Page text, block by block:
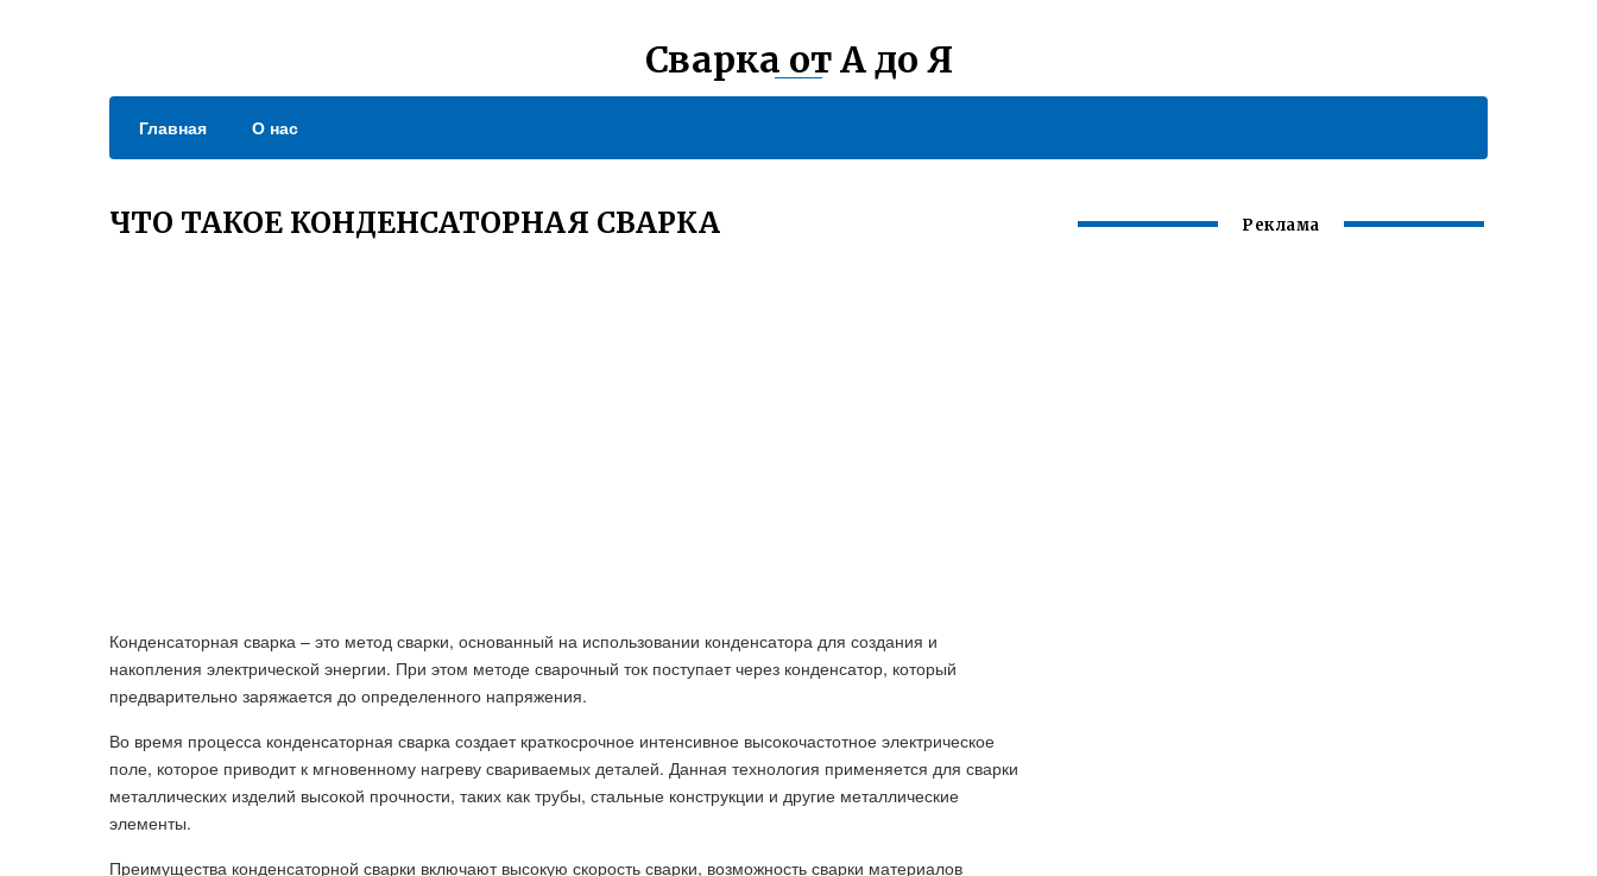
Сварка от А до Я
Главная О нас
ЧТО ТАКОЕ КОНДЕНСАТОРНАЯ СВАРКА
Конденсаторная сварка – это метод сварки, основанный на использовании конденсатора для создания и
накопления электрической энергии. При этом методе сварочный ток поступает через конденсатор, который
предварительно заряжается до определенного напряжения.
Во время процесса конденсаторная сварка создает краткосрочное интенсивное высокочастотное электрическое
поле, которое приводит к мгновенному нагреву свариваемых деталей. Данная технология применяется для сварки
металлических изделий высокой прочности, таких как трубы, стальные конструкции и другие металлические
элементы.
Преимущества конденсаторной сварки включают высокую скорость сварки, возможность сварки материалов
Реклама